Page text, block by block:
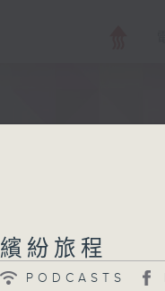
繽紛旅程
PODCASTS